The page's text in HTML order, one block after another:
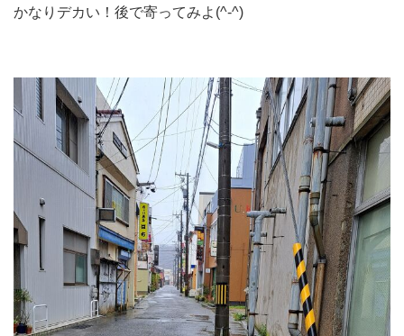
かなりデカい！後で寄ってみよ(^-^)